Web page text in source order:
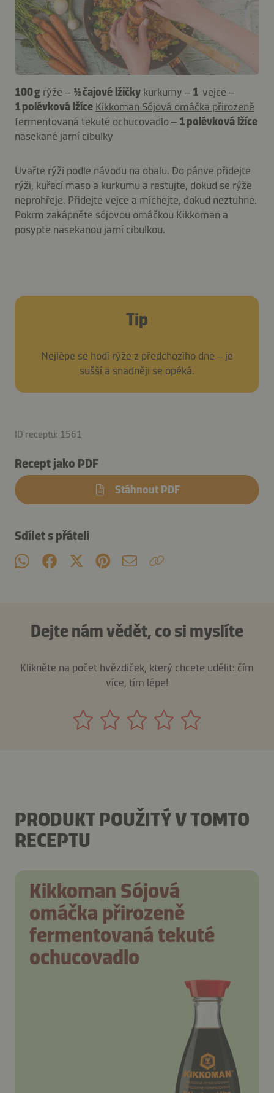
100 g rýže – ½ čajové lžičky kurkumy – 1 vejce –
1 polévková lžíce Kikkoman Sójová omáčka přirozeně
fermentovaná tekuté ochucovadlo– 1 polévková lžíce
nasekané jarní cibulky
Uvařte rýži podle návodu na obalu. Do pánve přidejte
rýži, kuřecí maso a kurkumu a restujte, dokud se rýže
neprohřeje. Přidejte vejce a míchejte, dokud neztuhne.
Pokrm zakápněte sójovou omáčkou Kikkoman a
posypte nasekanou jarní cibulkou.
Tip
Nejlépe se hodí rýže z předchozího dne – je
sušší a snadněji se opéká.
ID receptu: 1561
Recept jako PDF
Stáhnout PDF
Sdílet s přáteli
Dejte nám vědět, co si myslíte
Klikněte na počet hvězdiček, který chcete udělit: čím
více, tím lépe!
PRODUKT POUŽITÝ V TOMTO
RECEPTU
Kikkoman Sójová
omáčka přirozeně
fermentovaná tekuté
ochucovadlo